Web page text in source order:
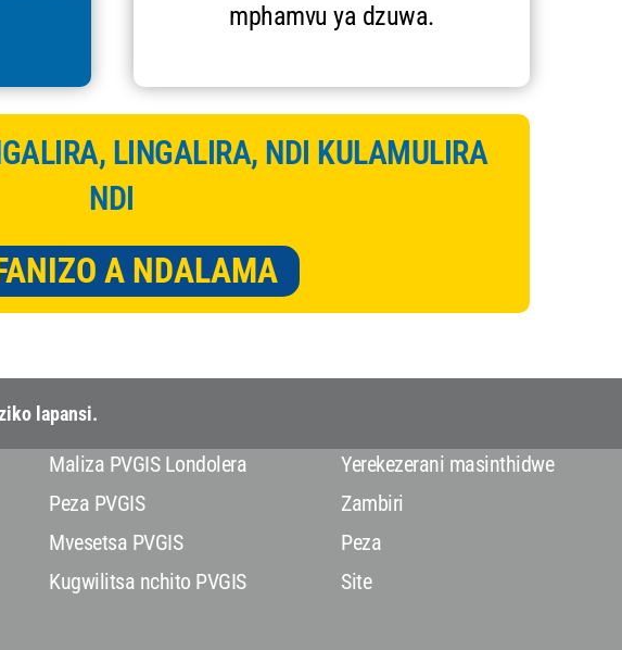
mphamvu ya dzuwa.
LINGALIRA, NDI KULAMULIRA
NDI
A NDALAMA
lapansi.
Maliza PVGIS Londolera
Peza PVGIS
Mvesetsa PVGIS
Kugwilitsa nchito PVGIS
Yerekezerani masinthidwe
Zambiri
Peza
Site